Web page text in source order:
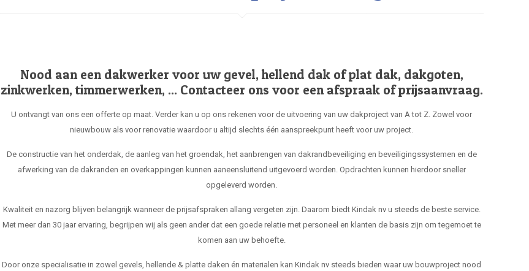
Nood aan een dakwerker voor uw gevel, hellend dak of plat dak, dakgoten,
zinkwerken, timmerwerken, ... Contacteer ons voor een afspraak of prijsaanvraag.
U ontvangt van ons een offerte op maat. Verder kan u op ons rekenen voor de uitvoering van uw dakproject van A tot Z. Zowel voor
nieuwbouw als voor renovatie waardoor u altijd slechts één aanspreekpunt heeft voor uw project.
De constructie van het onderdak, de aanleg van het groendak, het aanbrengen van dakrandbeveiliging en beveiligingssystemen en de
afwerking van de dakranden en overkappingen kunnen aaneensluitend uitgevoerd worden. Opdrachten kunnen hierdoor sneller
opgeleverd worden.
Kwaliteit en nazorg blijven belangrijk wanneer de prijsafspraken allang vergeten zijn. Daarom biedt Kindak nv u steeds de beste service.
Met meer dan 30 jaar ervaring, begrijpen wij als geen ander dat een goede relatie met personeel en klanten de basis zijn om tegemoet te
komen aan uw behoefte.
Door onze specialisatie in zowel gevels, hellende & platte daken én materialen kan Kindak nv steeds bieden waar uw bouwproject nood